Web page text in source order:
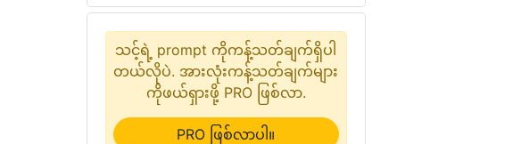
သင့်ရဲ့ prompt ကိုကန့်သတ်ချက်ရှိပါ
တယ်လိုပဲ. အားလုံးကန့်သတ်ချက်များ
ကိုဖယ်ရှားဖို့ PRO ဖြစ်လာ.
PRO ဖြစ်လာပါ။